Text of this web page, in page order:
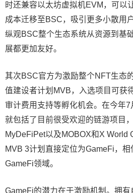
时还兼容以太坊虚拟机EVM，可以
成本迁移至BSC，吸引更多小散用
纵观BSC整个生态系统从资源到基
展都更加友好。
其次BSC官方为激励整个NFT生态
值建设者计划MVB，入选项目可获
审计费用支持等孵化机会。在今年7
就包括了目前很受欢迎的链游项目
MyDeFiPet以及MOBOX和X World
MVB 3计划直接定位为GameFi，
GameFi领域。
GameFi的潜力在于激励机制。拥